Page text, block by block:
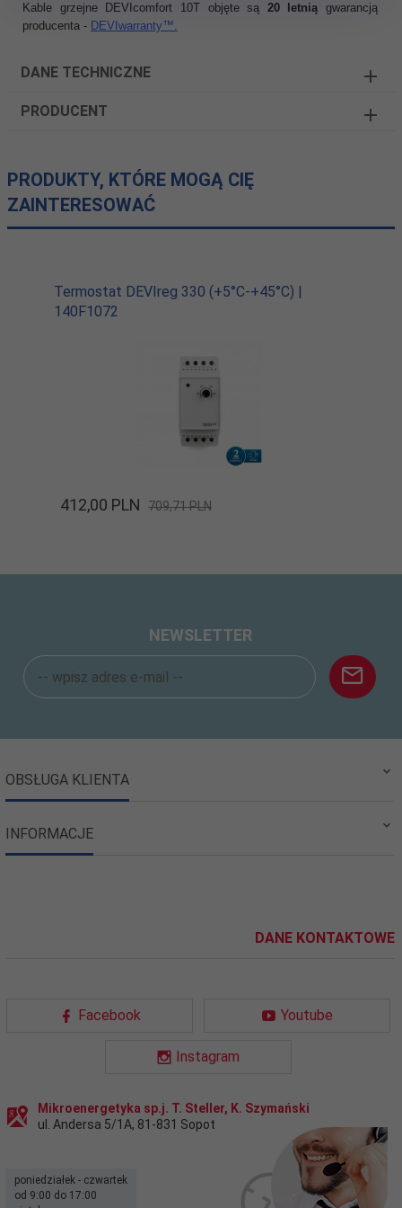
Kable grzejne DEVIcomfort 10T objęte są 20 letnią gwarancją
producenta - DEVIwarranty™.
DANE TECHNICZNE
PRODUCENT
PRODUKTY, KTÓRE MOGĄ CIĘ
ZAINTERESOWAĆ
Termostat DEVIreg 330 (+5°C-+45°C) |
140F1072
412,00 PLN 709,71 PLN
NEWSLETTER
OBSŁUGA KLIENTA
INFORMACJE
DANE KONTAKTOWE
Facebook Youtube
Instagram
Mikroenergetyka sp.j. T. Steller, K. Szymański
ul. Andersa 5/1A, 81-831 Sopot
poniedziałek - czwartek
od 9:00 do 17:00